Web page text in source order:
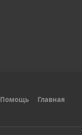
Помощь Главная